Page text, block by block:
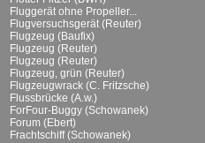
Fluggerät ohne Propeller...
Flugversuchsgerät (Reuter)
Flugzeug (Baufix)
Flugzeug (Reuter)
Flugzeug (Reuter)
Flugzeug, grün (Reuter)
Flugzeugwrack (C. Fritzsche)
Flussbrücke (A.w.)
ForFour-Buggy (Schowanek)
Forum (Ebert)
Frachtschiff (Schowanek)